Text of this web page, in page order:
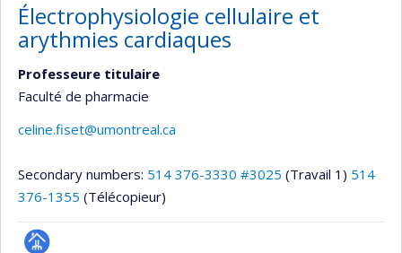
Électrophysiologie cellulaire et
arythmies cardiaques
Professeure titulaire
Faculté de pharmacie
celine.fiset@umontreal.ca
Secondary numbers: 514 376-3330 #3025 (Travail 1) 514
376-1355 (Télécopieur)